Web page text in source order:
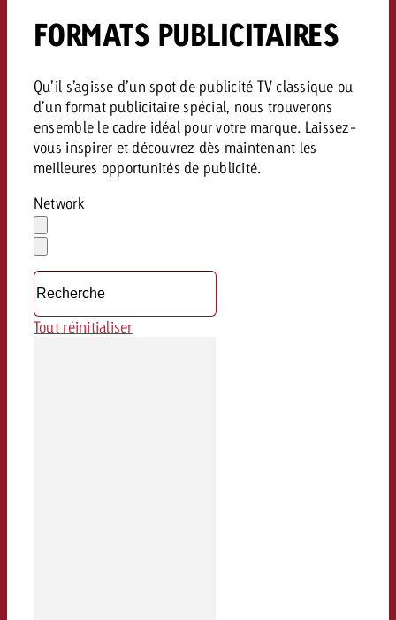
FORMATS PUBLICITAIRES
Qu’il s’agisse d’un spot de publicité TV classique ou
d’un format publicitaire spécial, nous trouverons
ensemble le cadre idéal pour votre marque. Laissez-
vous inspirer et découvrez dès maintenant les
meilleures opportunités de publicité.
Network
Effacer
la
Ouvrir
le
menu
déroulant
Tout réinitialiser